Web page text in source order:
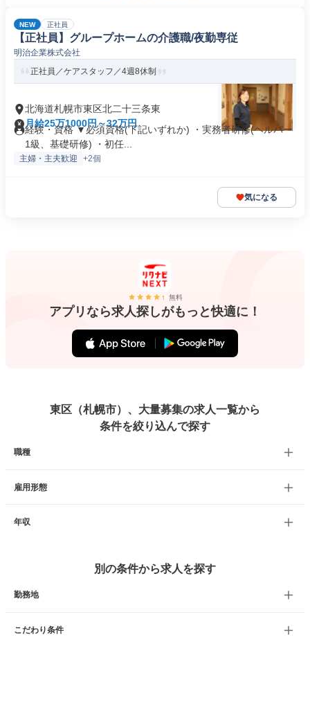
NEW 正社員
【正社員】グループホームの介護職/夜勤専従
明治企業株式会社
正社員／ケアスタッフ／4週8休制
北海道札幌市東区北二十三条東
月給25万1000円～32万円
経験・資格 ▼必須資格(下記いずれか) ・実務者研修(ヘルパー
1級、基礎研修) ・初任...
主婦・主夫歓迎 +2個
気になる
無料
アプリなら求人探しがもっと快適に！
東区（札幌市）、大量募集の求人一覧から
条件を絞り込んで探す
職種
雇用形態
年収
別の条件から求人を探す
勤務地
こだわり条件